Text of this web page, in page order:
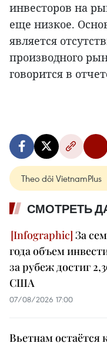
инвесторов на
еще низкое.
является
производного
говорится в
Theo dõi VietnamPlus
СМОТРЕТЬ
За
года объем
за рубеж достиг
США
07/08/2026 17:00
Вьетнам